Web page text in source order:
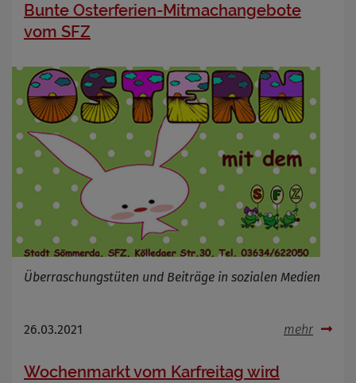
Bunte Osterferien-Mitmachangebote
vom SFZ
Überraschungstüten und Beiträge in sozialen Medien
26.03.2021 mehr
Wochenmarkt vom Karfreitag wird